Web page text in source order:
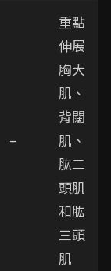
–
重點
伸展
胸大
肌、
背闊
肌、
肱二
頭肌
和肱
三頭
肌